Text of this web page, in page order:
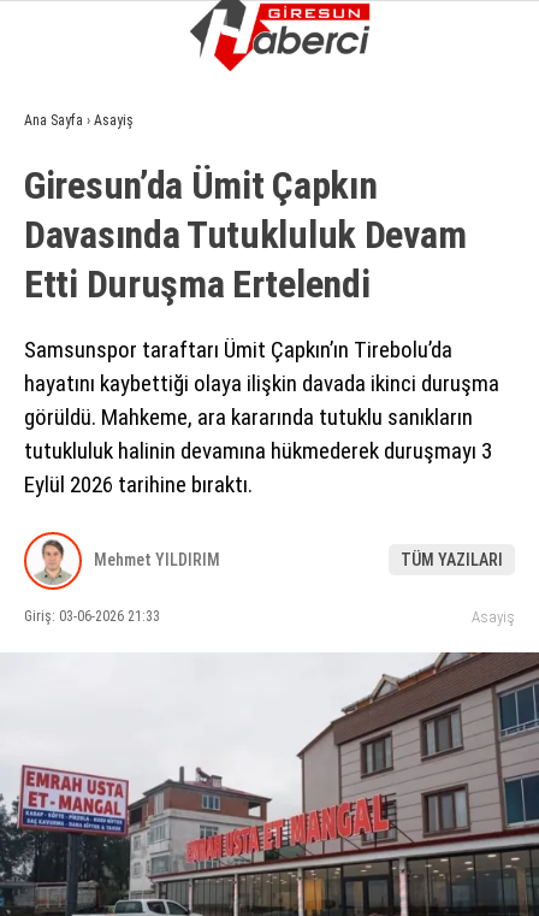
WhatsApp İhbar Hattı
Facebook
Instagram
GÜNDEM
EKONOMI
SIYASET
ASAYIŞ
SPOR
YAŞAM
EĞITIM
SAĞLIK
KÜLTÜR SANAT
Ana Sayfa › Asayiş
Giresun’da Ümit Çapkın
Davasında Tutukluluk Devam
Etti Duruşma Ertelendi
Samsunspor taraftarı Ümit Çapkın’ın Tirebolu’da
hayatını kaybettiği olaya ilişkin davada ikinci duruşma
görüldü. Mahkeme, ara kararında tutuklu sanıkların
tutukluluk halinin devamına hükmederek duruşmayı 3
Eylül 2026 tarihine bıraktı.
Mehmet YILDIRIM TÜM YAZILARI
Giriş: 03-06-2026 21:33 Asayiş